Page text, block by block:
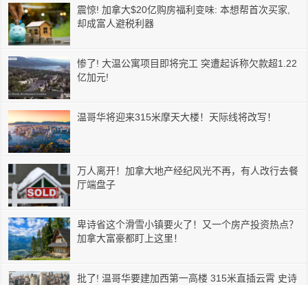
震惊! 加拿大$20亿购房福利变味: 本想帮首次买家,
却成富人避税利器
惨了! 大温公寓项目即将完工 突遭起诉称欠款超1.22
亿加元!
温哥华将迎来315米摩天大楼！天际线将改写！
万人离开！加拿大地产经纪风光不再，有人改行去餐
厅端盘子
卑诗省这个滑雪小镇要火了！又一个房产投资热点？
加拿大富豪都盯上这里！
批了! 温哥华要建加西第一高楼 315米直插云霄 史诗